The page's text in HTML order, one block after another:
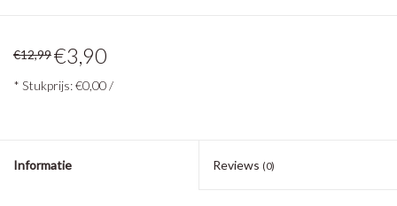
€12,99€3,90
* Stukprijs: €0,00 /
Informatie Reviews (0)